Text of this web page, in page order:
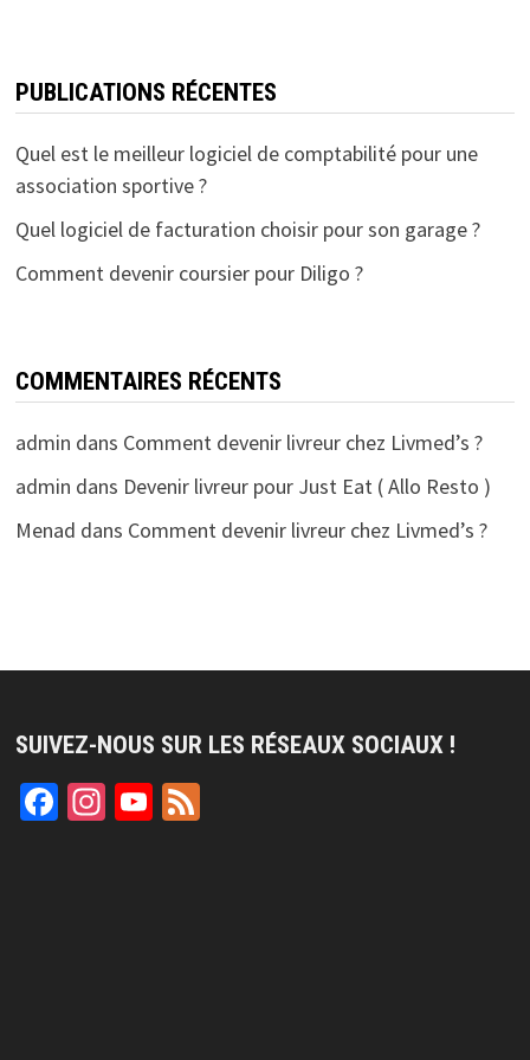
PUBLICATIONS RÉCENTES
Quel est le meilleur logiciel de comptabilité pour une
association sportive ?
Quel logiciel de facturation choisir pour son garage ?
Comment devenir coursier pour Diligo ?
COMMENTAIRES RÉCENTS
admin dans Comment devenir livreur chez Livmed’s ?
admin dans Devenir livreur pour Just Eat ( Allo Resto )
Menad dans Comment devenir livreur chez Livmed’s ?
SUIVEZ-NOUS SUR LES RÉSEAUX SOCIAUX !
Facebook
Instagram
YouTube
Feed